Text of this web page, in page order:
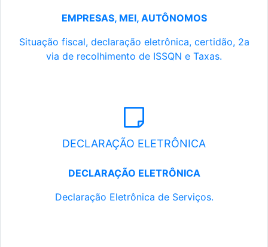
EMPRESAS, MEI, AUTÔNOMOS
Situação fiscal, declaração eletrônica, certidão, 2a
via de recolhimento de ISSQN e Taxas.
DECLARAÇÃO ELETRÔNICA
DECLARAÇÃO ELETRÔNICA
Declaração Eletrônica de Serviços.